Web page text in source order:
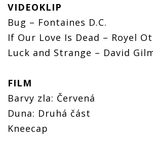
VIDEOKLIP
Bug – Fontaines D.C.
If Our Love Is Dead – Royel
Luck and Strange – David
FILM
Barvy zla: Červená
Duna: Druhá část
Kneecap